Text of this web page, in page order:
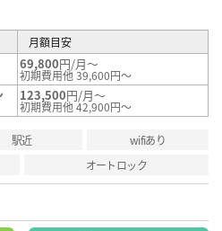
月額目安
69,800円/月～
初期費用他 39,600円～
123,500円/月～
初期費用他 42,900円～
駅近
wifiあり
オートロック